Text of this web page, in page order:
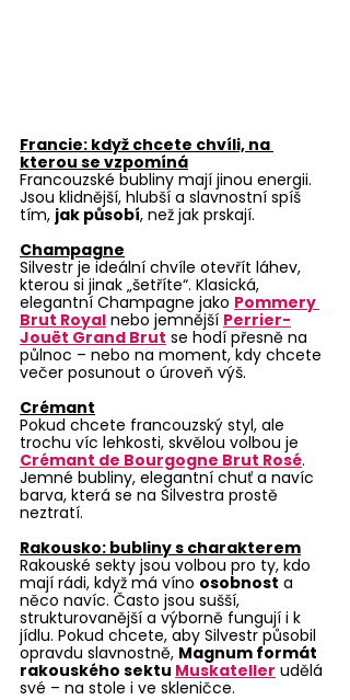
Francie: když chcete chvíli, na
kterou se vzpomíná
Francouzské bubliny mají jinou energii.
Jsou klidnější, hlubší a slavnostní spíš
tím, jak působí, než jak prskají.
Champagne
Silvestr je ideální chvíle otevřít láhev,
kterou si jinak „šetříte“. Klasická,
elegantní Champagne jako Pommery
Brut Royal nebo jemnější Perrier-
Jouët Grand Brut se hodí přesně na
půlnoc – nebo na moment, kdy chcete
večer posunout o úroveň výš.
Crémant
Pokud chcete francouzský styl, ale
trochu víc lehkosti, skvělou volbou je
Crémant de Bourgogne Brut Rosé.
Jemné bubliny, elegantní chuť a navíc
barva, která se na Silvestra prostě
neztratí.
Rakousko: bubliny s charakterem
Rakouské sekty jsou volbou pro ty, kdo
mají rádi, když má víno osobnost a
něco navíc. Často jsou sušší,
strukturovanější a výborně fungují i k
jídlu. Pokud chcete, aby Silvestr působil
opravdu slavnostně, Magnum formát
rakouského sektu Muskateller udělá
své – na stole i ve skleničce.